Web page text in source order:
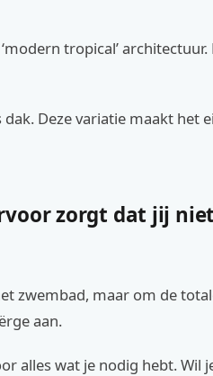
tropical’ architectuur.
Deze variatie maakt het
zorgt dat jij
zwembad, maar om de
aan.
alles wat je nodig hebt. Wil